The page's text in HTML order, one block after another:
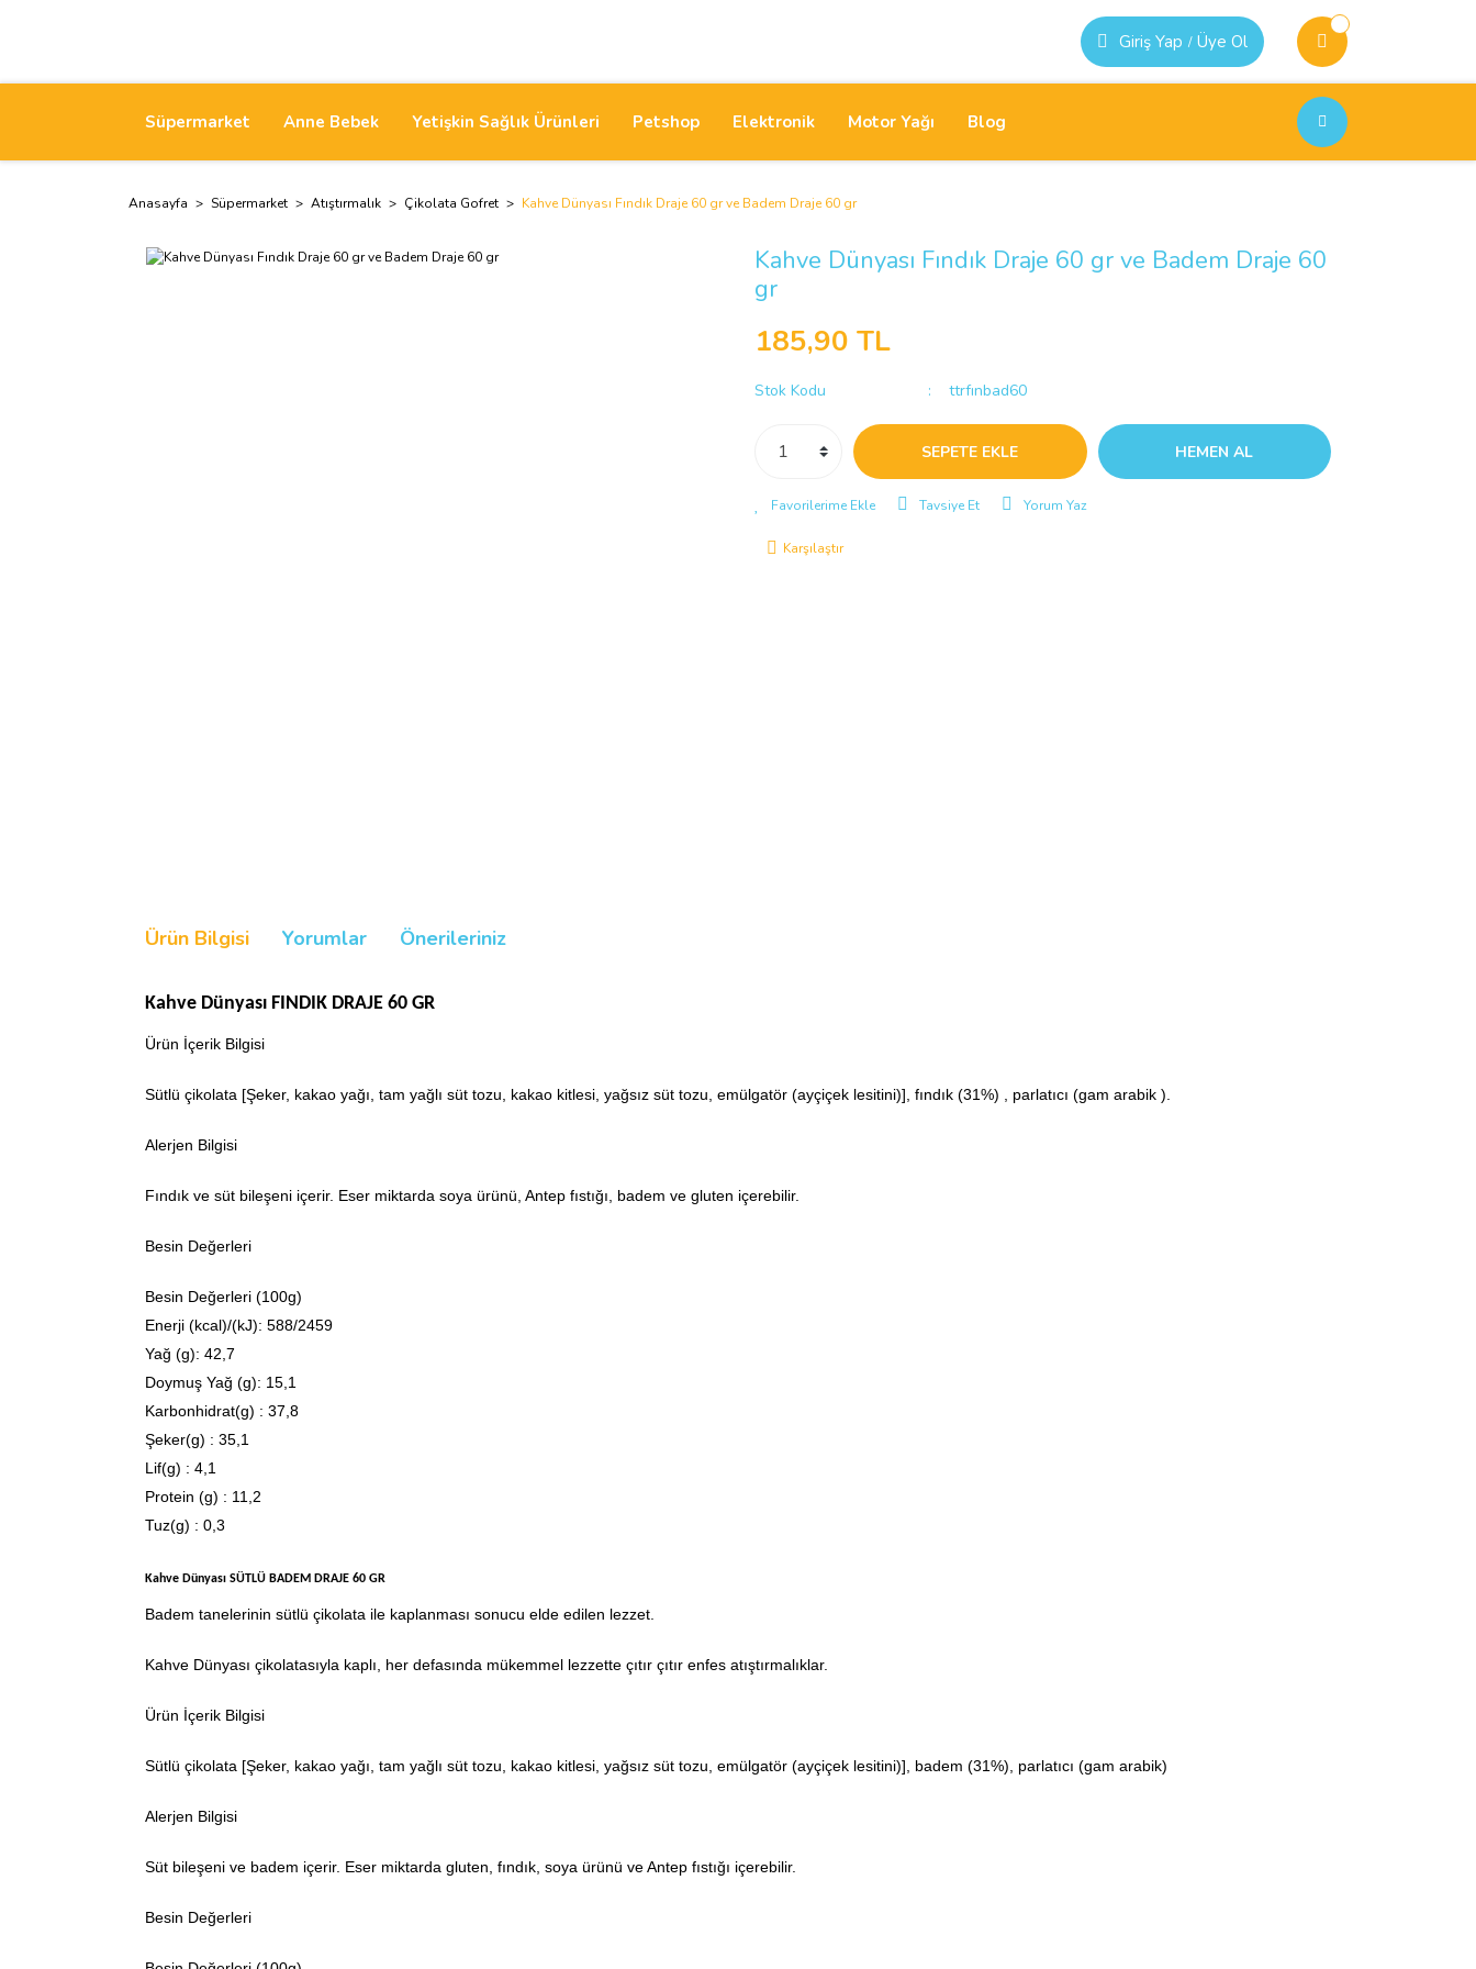
Giriş Yap / Üye Ol
Süpermarket Anne Bebek Yetişkin Sağlık Ürünleri Petshop Elektronik Motor Yağı Blog
Anasayfa Süpermarket Atıştırmalık Çikolata Gofret Kahve Dünyası Fındık Draje 60 gr ve Badem Draje 60 gr
Kahve Dünyası Fındık Draje 60 gr ve Badem Draje 60
gr
185,90 TL
Stok Kodu ttrfınbad60
SEPETE EKLE HEMEN AL
Tavsiye Et Yorum Yaz
Karşılaştır
Ürün Bilgisi Yorumlar Önerileriniz
Kahve Dünyası FINDIK DRAJE 60 GR
Ürün İçerik Bilgisi
Sütlü çikolata [Şeker, kakao yağı, tam yağlı süt tozu, kakao kitlesi, yağsız süt tozu, emülgatör (ayçiçek lesitini)], fındık (31%) , parlatıcı (gam arabik ).
Alerjen Bilgisi
Fındık ve süt bileşeni içerir. Eser miktarda soya ürünü, Antep fıstığı, badem ve gluten içerebilir.
Besin Değerleri
Besin Değerleri (100g)
Enerji (kcal)/(kJ): 588/2459
Yağ (g): 42,7
Doymuş Yağ (g): 15,1
Karbonhidrat(g) : 37,8
Şeker(g) : 35,1
Lif(g) : 4,1
Protein (g) : 11,2
Tuz(g) : 0,3
Kahve Dünyası SÜTLÜ BADEM DRAJE 60 GR
Badem tanelerinin sütlü çikolata ile kaplanması sonucu elde edilen lezzet.
Kahve Dünyası çikolatasıyla kaplı, her defasında mükemmel lezzette çıtır çıtır enfes atıştırmalıklar.
Ürün İçerik Bilgisi
Sütlü çikolata [Şeker, kakao yağı, tam yağlı süt tozu, kakao kitlesi, yağsız süt tozu, emülgatör (ayçiçek lesitini)], badem (31%), parlatıcı (gam arabik)
Alerjen Bilgisi
Süt bileşeni ve badem içerir. Eser miktarda gluten, fındık, soya ürünü ve Antep fıstığı içerebilir.
Besin Değerleri